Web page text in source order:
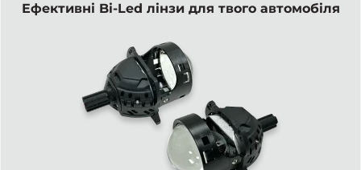
Ефективні Bi-Led лінзи для твого автомобіля